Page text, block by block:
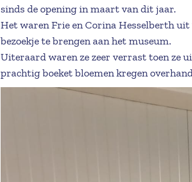
sinds de opening in maart van dit jaar.
Het waren Frie en Corina Hesselberth
bezoekje te brengen aan het museum.
Uiteraard waren ze zeer verrast toen ze
prachtig boeket bloemen kregen